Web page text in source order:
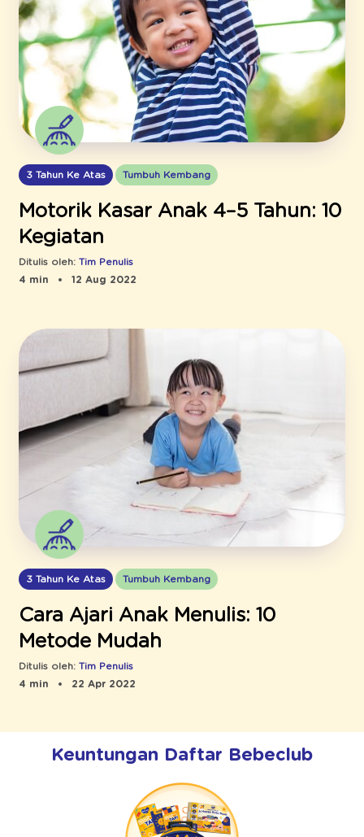
3 Tahun Ke Atas Tumbuh Kembang
Motorik Kasar Anak 4–5 Tahun: 10
Kegiatan
Ditulis oleh: Tim Penulis
4 min
12 Aug 2022
3 Tahun Ke Atas Tumbuh Kembang
Cara Ajari Anak Menulis: 10
Metode Mudah
Ditulis oleh: Tim Penulis
4 min
22 Apr 2022
Keuntungan Daftar Bebeclub